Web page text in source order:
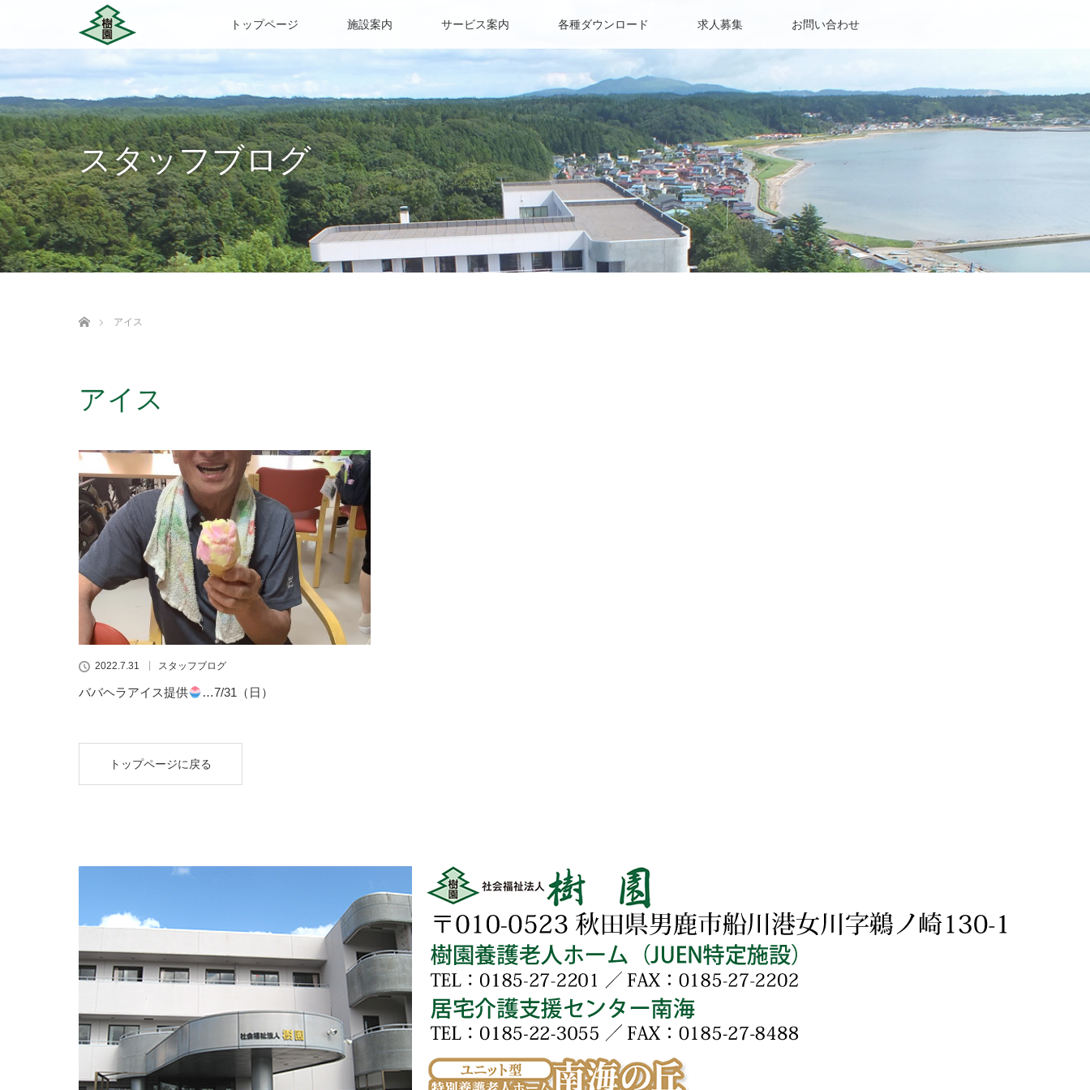
トップページ 施設案内 サービス案内 各種ダウンロード 求人募集 お問い合わせ
スタッフブログ
アイス
アイス
2022.7.31 スタッフブログ
ババヘラアイス提供 …7/31（日）
トップページに戻る